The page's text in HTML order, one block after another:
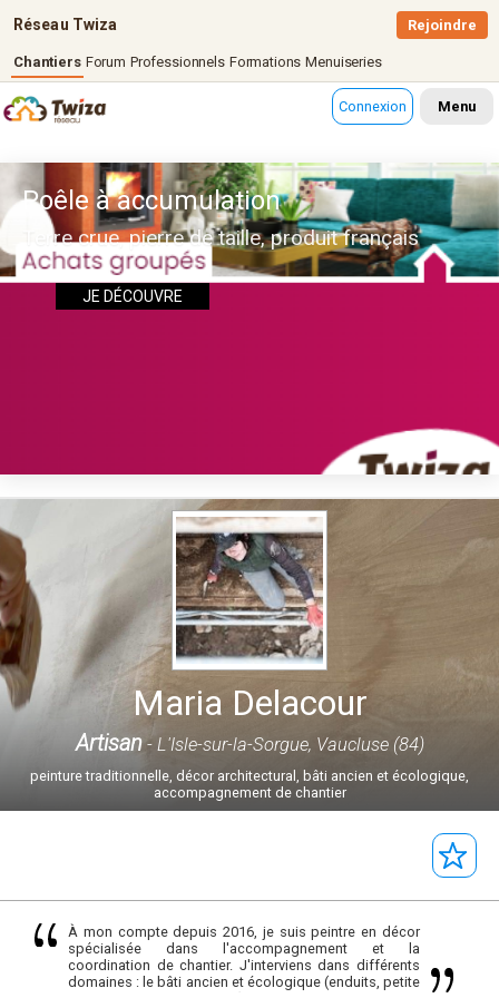
Réseau Twiza
Chantiers Forum Professionnels Formations Menuiseries
Rejoindre
Connexion Menu
Poêle à accumulation
Terre crue, pierre de taille, produit français
JE DÉCOUVRE
Maria Delacour
Artisan- L'Isle-sur-la-Sorgue, Vaucluse (84)
peinture traditionnelle, décor architectural, bâti ancien et écologique,
accompagnement de chantier
À mon compte depuis 2016, je suis peintre en décor
spécialisée dans l'accompagnement et la
coordination de chantier. J'interviens dans différents
domaines : le bâti ancien et écologique (enduits, petite